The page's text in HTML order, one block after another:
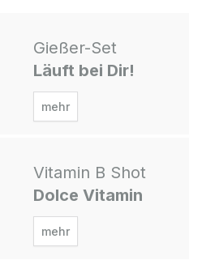
Gießer-Set
Läuft bei Dir!
mehr
Vitamin B Shot
Dolce Vitamin
mehr